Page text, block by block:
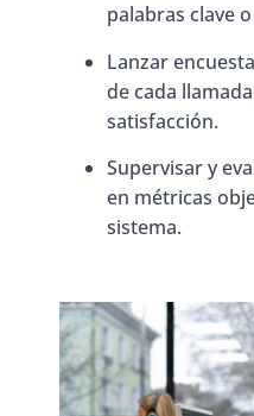
palabras clave
Lanzar
de cada
satisfacción.
Supervisar y
en métricas
sistema.